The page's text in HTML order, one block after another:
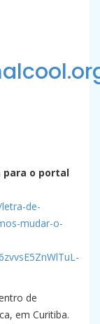
para o portal
de-
mudar-o-
de
em Curitiba.